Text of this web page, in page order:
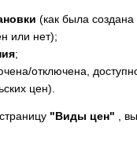
(как была создана
или нет);
;
отключена,
цен).
"Виды цен"
,